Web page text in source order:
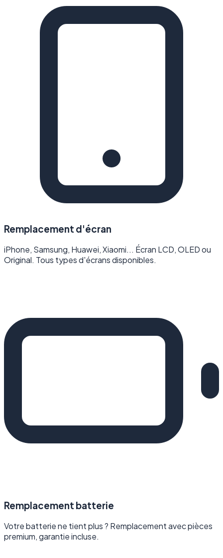
Remplacement d'écran
iPhone, Samsung, Huawei, Xiaomi... Écran LCD, OLED ou
Original. Tous types d'écrans disponibles.
Remplacement batterie
Votre batterie ne tient plus ? Remplacement avec pièces
premium, garantie incluse.